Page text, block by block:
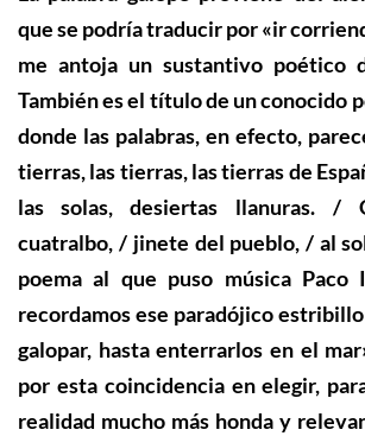
que se podría traducir por «ir
me antoja un sustantivo poético
También es el título de un conocido
donde las palabras, en efecto,
tierras, las tierras, las tierras de
las solas, desiertas llanuras.
/
cuatralbo, / jinete del pueblo, / al
poema al que puso música Paco
recordamos ese paradójico estribillo
galopar, hasta enterrarlos en el
por esta coincidencia en elegir,
realidad mucho más honda y